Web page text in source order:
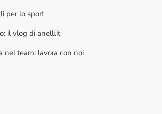
per lo sport
il vlog di anelli.it
nel team: lavora con noi